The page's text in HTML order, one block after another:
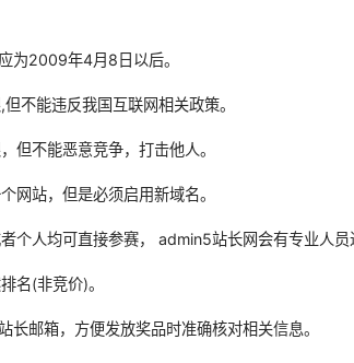
为2009年4月8日以后。
不能违反我国互联网相关政策。
但不能恶意竞争，打击他人。
网站，但是必须启用新域名。
个人均可直接参赛， admin5站长网会有专业人员
名(非竞价)。
长邮箱，方便发放奖品时准确核对相关信息。